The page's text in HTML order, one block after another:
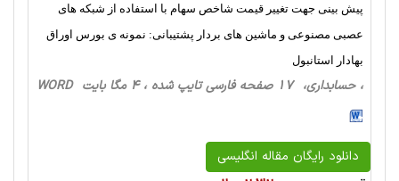
پیش بینی جهت تغییر قیمت شاخص سهام با استفاده از شبکه های
عصبی مصنوعی و ماشین های بردار پشتیبانی: نمونه ی بورس اوراق
بهادار استانبول
، حسابداری، 17 صفحه فارسی تایپ شده ، 4 مگا بایت WORD
دانلود رایگان مقاله انگلیسی